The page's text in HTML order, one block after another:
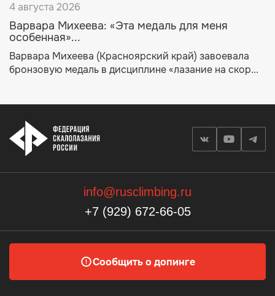
4 августа 2026
Варвара Михеева: «Эта медаль для меня
особенная»...
Варвара Михеева (Красноярский край) завоевала
бронзовую медаль в дисциплине «лазание на скор...
info@rusclimbing.ru
+7 (929) 672-66-05
Сообщить о допинге